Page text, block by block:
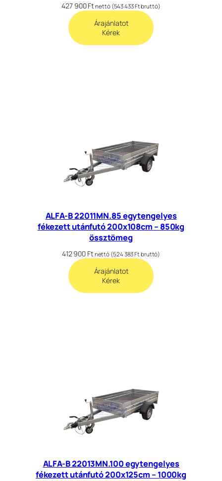
427 900Ft nettó (543 433Ftbruttó)
Árajánlatot
Kérek
ALFA-B 22011MN.85 egytengelyes
fékezett utánfutó 200x108cm – 850kg
össztömeg
412 900 Ft nettó (524 383Ft bruttó)
Árajánlatot
Kérek
ALFA-B 22013MN.100 egytengelyes
fékezett utánfutó 200x125cm – 1000kg